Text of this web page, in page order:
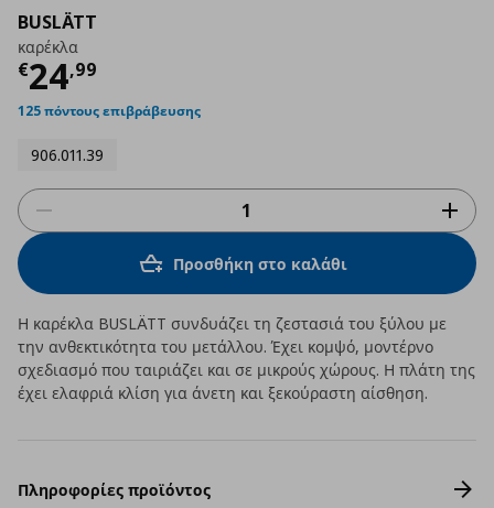
BUSLÄTT
καρέκλα
€24,99
Τρέχουσα τιμή
125 πόντους επιβράβευσης
906.011.39
Προσθήκη στο καλάθι
Η καρέκλα BUSLÄTT συνδυάζει τη ζεστασιά του ξύλου με
την ανθεκτικότητα του μετάλλου. Έχει κομψό, μοντέρνο
σχεδιασμό που ταιριάζει και σε μικρούς χώρους. Η πλάτη της
έχει ελαφριά κλίση για άνετη και ξεκούραστη αίσθηση.
Πληροφορίες προϊόντος